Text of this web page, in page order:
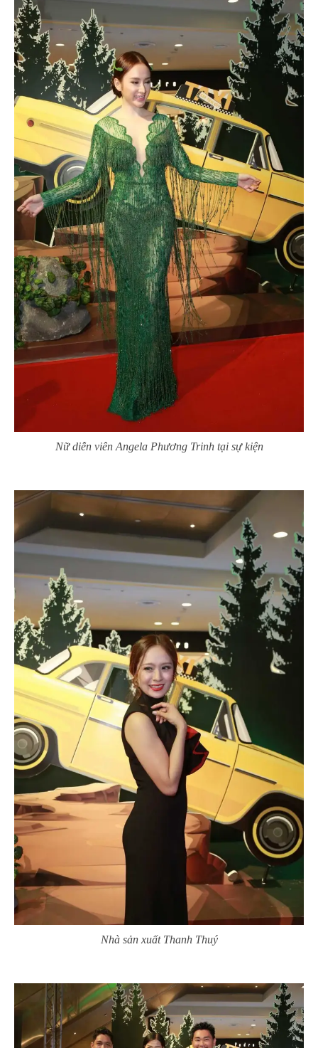
Nữ diễn viên Angela Phương Trinh tại sự kiện
Nhà sản xuất Thanh Thuý